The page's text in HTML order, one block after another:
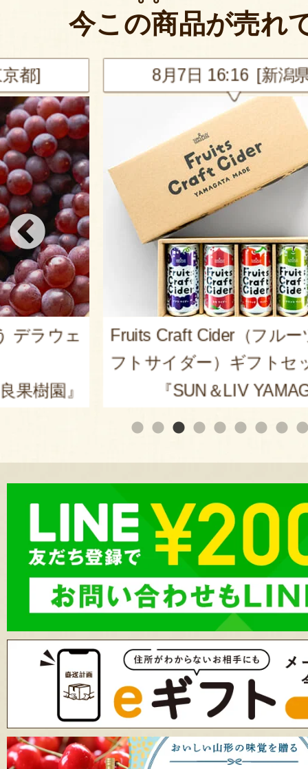
今この商品が売れ
県]
ーツクラ
』
8月7日 16:14 [埼玉
山形県産 尾花沢スイカ 大
皇ザ・スウィート」
『ARCO